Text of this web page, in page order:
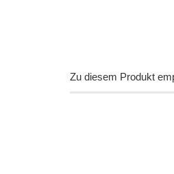
Zu diesem Produkt